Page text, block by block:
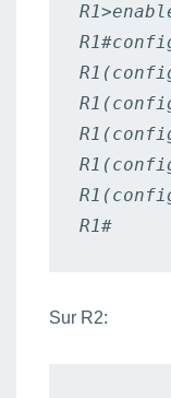
R1#
Sur R2: